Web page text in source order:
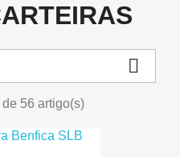

56 artigo(s)